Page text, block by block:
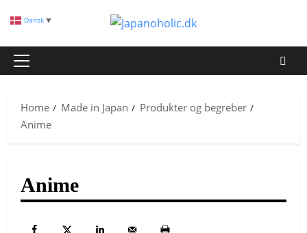
content
Primary
Home
Made in Japan
Produkter og begreber
Anime
Anime
Dansk ▼